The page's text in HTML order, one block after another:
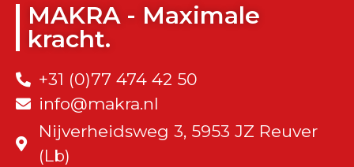
MAKRA - Maximale
kracht.
+31 (0)77 474 42 50
info@makra.nl
Nijverheidsweg 3, 5953 JZ Reuver
(Lb)